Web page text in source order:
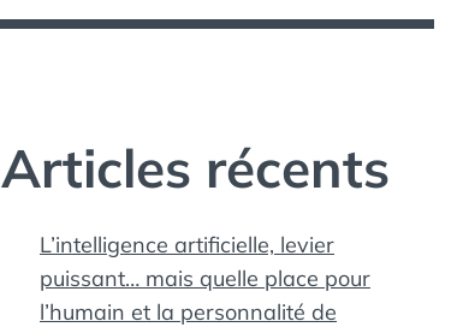
Articles récents
L’intelligence artificielle, levier
puissant… mais quelle place pour
l’humain et la personnalité de